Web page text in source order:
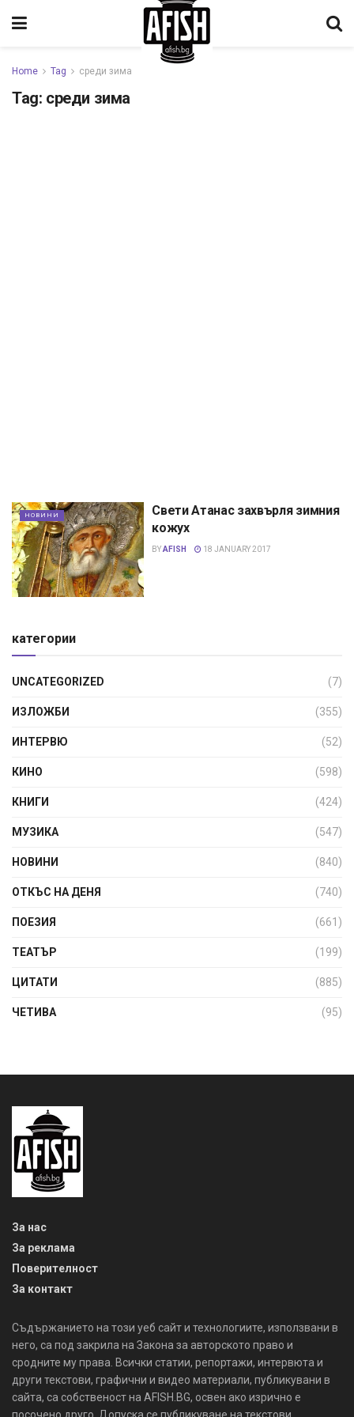
Home Tag среди зима
Tag: среди зима
НОВИНИ
Свети Атанас захвърля зимния
кожух
BYAFISH 18 JANUARY 2017
категории
UNCATEGORIZED (7)
ИЗЛОЖБИ (355)
ИНТЕРВЮ (52)
КИНО (598)
КНИГИ (424)
МУЗИКА (547)
НОВИНИ (840)
ОТКЪС НА ДЕНЯ (740)
ПОЕЗИЯ (661)
ТЕАТЪР (199)
ЦИТАТИ (885)
ЧЕТИВА (95)
За нас
За реклама
Поверителност
За контакт
Съдържанието на този уеб сайт и технологиите, използвани в
него, са под закрила на Закона за авторското право и
сродните му права. Всички статии, репортажи, интервюта и
други текстови, графични и видео материали, публикувани в
сайта, са собственост на AFISH.BG, освен ако изрично е
посочено друго. Допуска се публикуване на текстови